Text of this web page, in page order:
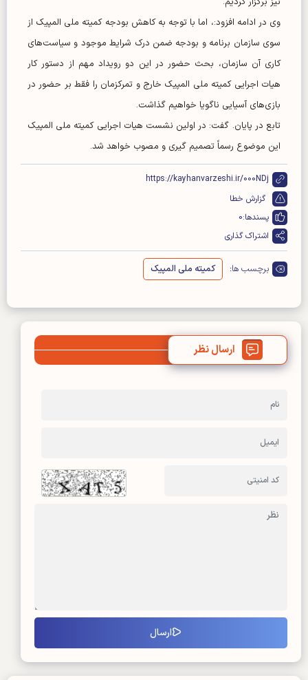
وی در ادامه افزود:، اما با توجه به کاهش بودجه کمیته ملی المپیک از
سوی سازمان برنامه و بودجه ضمن درک شرایط موجود و سیاست‌های
کاری آن سازمان، بحث حضور در این دو رویداد مهم از دستور کار
هیات اجرایی کمیته ملی المپیک خارج و تمرکزمان را فقط بر حضور در
بازی‌های آسیایی ناگویا خواهیم گذاشت.
تابع در پایان. گفت: در اولین نشست هیات اجرایی کمیته ملی المپیک
این موضوع رسماً تصمیم گیری و مصوب خواهد شد.
https://kayhanvarzeshi.ir/000NDj
گزارش خطا
پسندها:0
اشتراک گذاری
برچسب ها: کمیته ملی المپیک
ارسال نظر